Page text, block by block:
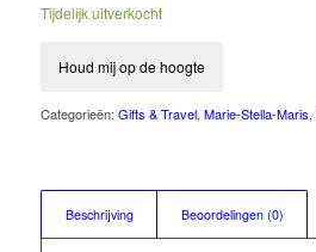
Tijdelijk uitverkocht
Houd mij op de hoogte
Categorieën: Gifts & Travel, Marie-Stella-Maris,
Beschrijving Beoordelingen (0)